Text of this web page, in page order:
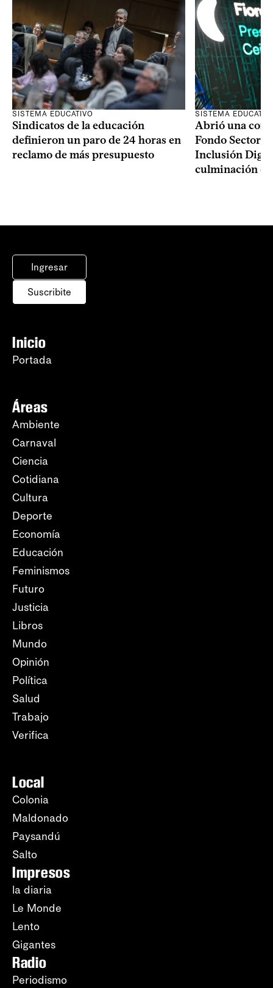
SISTEMA EDUCATIVO
Sindicatos de la educación
definieron un paro de 24 horas en
reclamo de más presupuesto
SISTEMA
Abrió una
Fondo
Inclusión
culminación
Ingresar
Suscribite
Inicio
Portada
Áreas
Ambiente
Carnaval
Ciencia
Cotidiana
Cultura
Deporte
Economía
Educación
Feminismos
Futuro
Justicia
Libros
Mundo
Opinión
Política
Salud
Trabajo
Verifica
Local
Colonia
Maldonado
Paysandú
Salto
Impresos
la diaria
Le Monde
Lento
Gigantes
Radio
Periodismo